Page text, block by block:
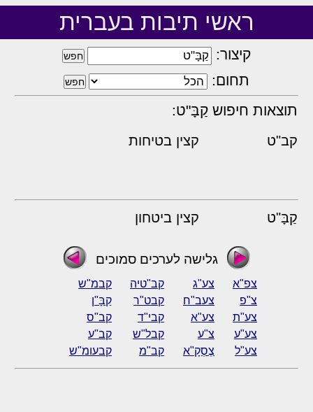
ראשי תיבות בעברית
קיצור:
תחום:
תוצאות חיפוש קַבָּ"ט:
קב"ט קצין בטיחות
קַבָּ"ט קצין ביטחון
גלישה לערכים סמוכים
צפ"א צע"ג קב"טיה
קבמ"ש
צ"פ
צעב"ח קבט"ר
קַבָּ"ן
צע"ת
צע"א קבי"ד
קב"ס
צע"ע
צ"ע קבל"ש
קב"ע
צע"ל
צֶסְקָ"א קב"מ קבעומ"ש